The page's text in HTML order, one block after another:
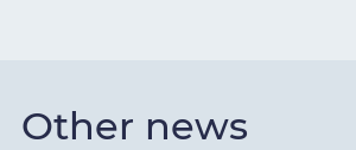
Other news